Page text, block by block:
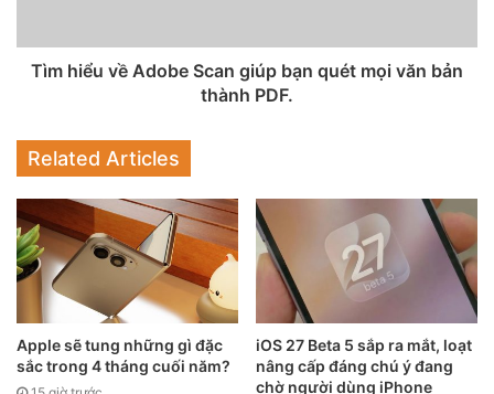
Tìm hiểu về Adobe Scan giúp bạn quét mọi văn bản
thành PDF.
Related Articles
Apple sẽ tung những gì đặc
sắc trong 4 tháng cuối năm?
iOS 27 Beta 5 sắp ra mắt, loạt
nâng cấp đáng chú ý đang
chờ người dùng iPhone